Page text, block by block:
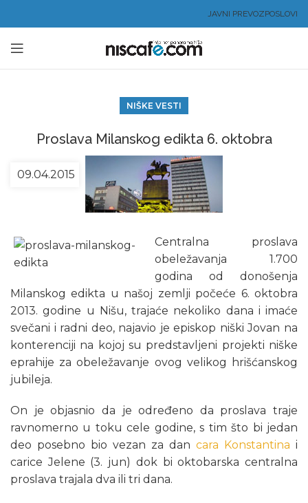
JAVNI PREVOZPOSLOVI
NIŠKE VESTI
Proslava Milanskog edikta 6. oktobra
09.04.2015
Centralna proslava
obeležavanja 1.700
godina od donošenja
Milanskog edikta u našoj zemlji počeće 6. oktobra
2013. godine u Nišu, trajaće nekoliko dana i imaće
svečani i radni deo, najavio je episkop niški Jovan na
konterenciji na kojoj su predstavljeni projekti niške
eprahije za obeležavanje ovog velikog hrišćanskog
jubileja.
On je objasnio da je određeno da proslava traje
ravnomerno u toku cele godine, s tim što bi jedan
deo posebno bio vezan za dan cara Konstantina i
carice Jelene (3. jun) dok bi oktobarska centralna
proslava trajala dva ili tri dana.